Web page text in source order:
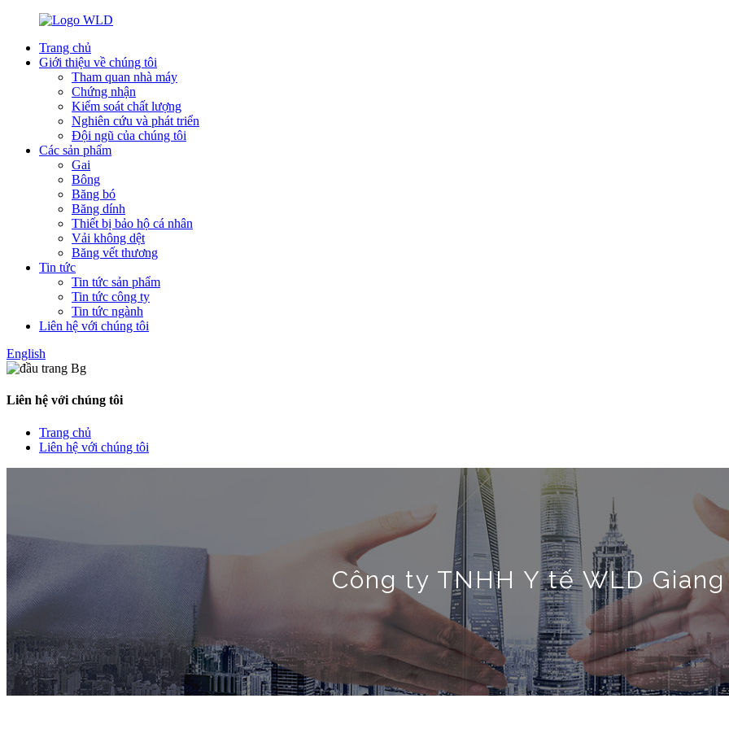
Trang chủ
Giới thiệu về chúng tôi
Tham quan nhà máy
Chứng nhận
Kiểm soát chất lượng
Nghiên cứu và phát triển
Đội ngũ của chúng tôi
Các sản phẩm
Gai
Bông
Băng bó
Băng dính
Thiết bị bảo hộ cá nhân
Vải không dệt
Băng vết thương
Tin tức
Tin tức sản phẩm
Tin tức công ty
Tin tức ngành
Liên hệ với chúng tôi
English
Liên hệ với chúng tôi
Trang chủ
Liên hệ với chúng tôi
Công ty TNHH Y tế WLD Giang